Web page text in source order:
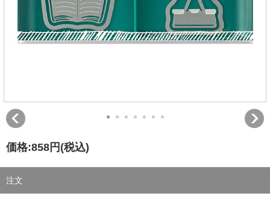
価格:858円 (税込)
注文